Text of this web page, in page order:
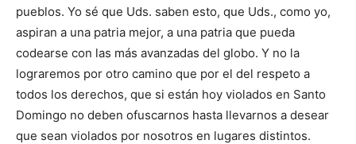
pueblos. Yo sé que Uds. saben esto, que Uds., como yo,
aspiran a una patria mejor, a una patria que pueda
codearse con las más avanzadas del globo. Y no la
lograremos por otro camino que por el del respeto a
todos los derechos, que si están hoy violados en Santo
Domingo no deben ofuscarnos hasta llevarnos a desear
que sean violados por nosotros en lugares distintos.